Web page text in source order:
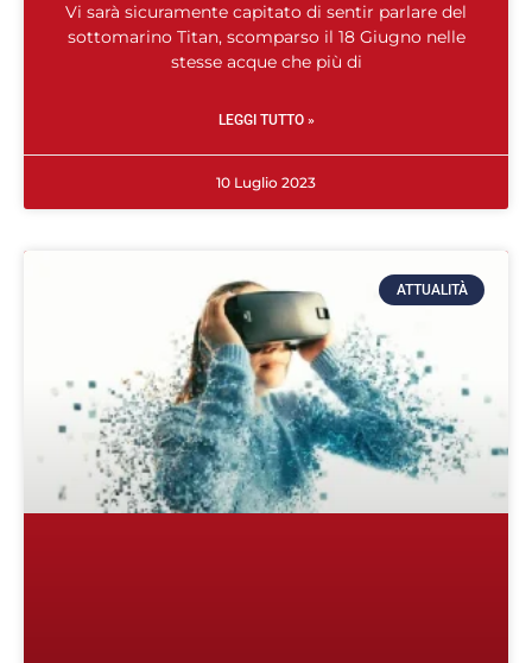
Vi sarà sicuramente capitato di sentir parlare del
sottomarino Titan, scomparso il 18 Giugno nelle
stesse acque che più di
LEGGI TUTTO »
10 Luglio 2023
ATTUALITÀ